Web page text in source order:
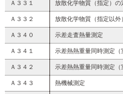
Ａ３３１ 放散化学物質（指定）の
Ａ３３２ 放散化学物質（指定以外
Ａ３４０ 示差走査熱量測定
Ａ３４１ 示差熱熱重量同時測定（
Ａ３４２ 示差熱熱重量同時測定（
Ａ３４３ 熱機械測定